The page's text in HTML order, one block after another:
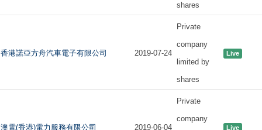
shares
香港諾亞方舟汽車電子有限公司 2019-07-24
Private
company
limited by
shares
Live
澳電(香港)電力服務有限公司 2019-06-04
Private
company
Live